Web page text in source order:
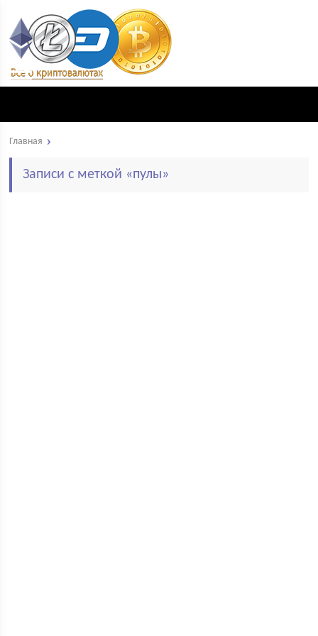
Главная
Записи с меткой «пулы»